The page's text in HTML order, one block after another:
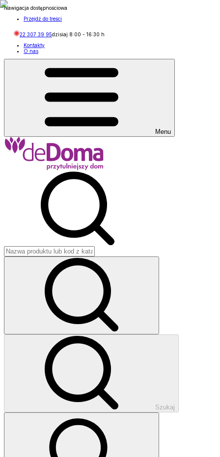
Nawigacja dostępnościowa
Przejdź do treści
22 307 39 95dzisiaj 8:00 - 16:30 h
Kontakty
O nas
Menu
Szukaj